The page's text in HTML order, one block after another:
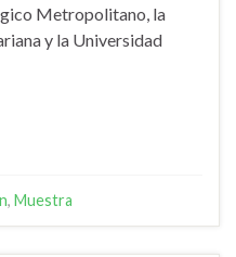
Metropolitano, la
y la Universidad
, Muestra